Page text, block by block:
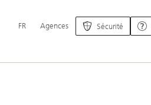
principale
FR Agences Sécurité